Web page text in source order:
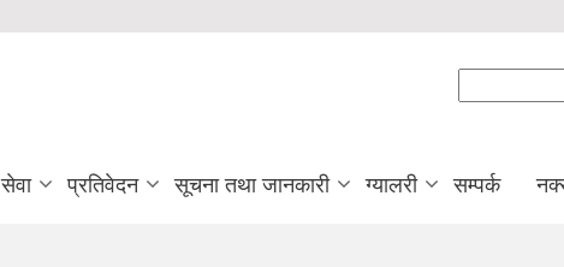
प्रतिवेदन सूचना तथा जानकारी ग्यालरी सम्पर्क